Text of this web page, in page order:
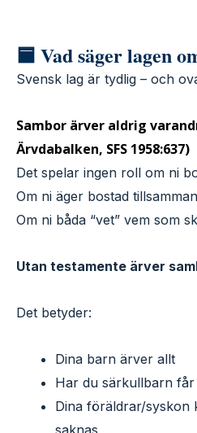
🟦 Vad säger lagen
Svensk lag är tydlig – och
Sambor ärver aldrig
Ärvdabalken, SFS 1958:637)
Det spelar ingen roll om ni
Om ni äger bostad
Om ni båda “vet” vem som
Utan testamente ärver
Det betyder:
Dina barn ärver allt
Har du särkullbarn
Dina föräldrar/syskon
saknas